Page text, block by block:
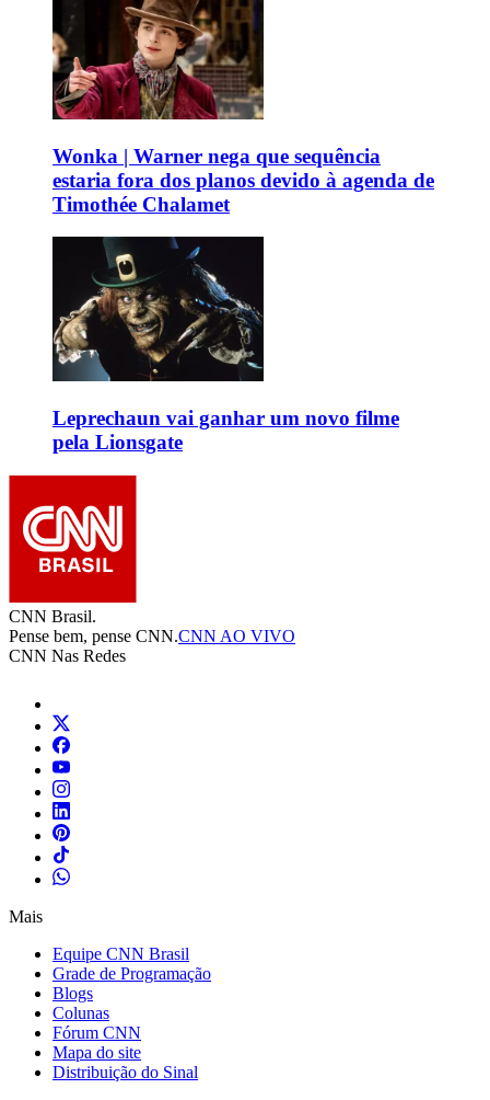
Wonka | Warner nega que sequência
estaria fora dos planos devido à agenda de
Timothée Chalamet
Leprechaun vai ganhar um novo filme
pela Lionsgate
CNN Brasil.
Pense bem, pense CNN.CNN AO VIVO
CNN Nas Redes
Mais
Equipe CNN Brasil
Grade de Programação
Blogs
Colunas
Fórum CNN
Mapa do site
Distribuição do Sinal